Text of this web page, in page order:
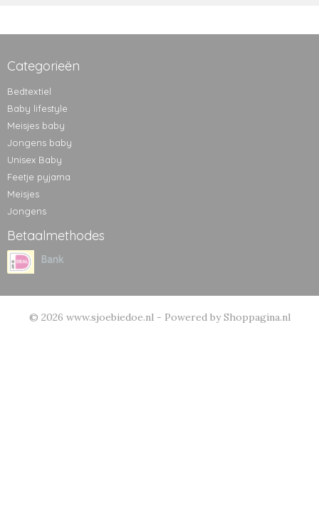
Categorieën
Bedtextiel
Baby lifestyle
Meisjes baby
Jongens baby
Unisex Baby
Feetje pyjama
Meisjes
Jongens
Betaalmethodes
© 2026 www.sjoebiedoe.nl - Powered by Shoppagina.nl